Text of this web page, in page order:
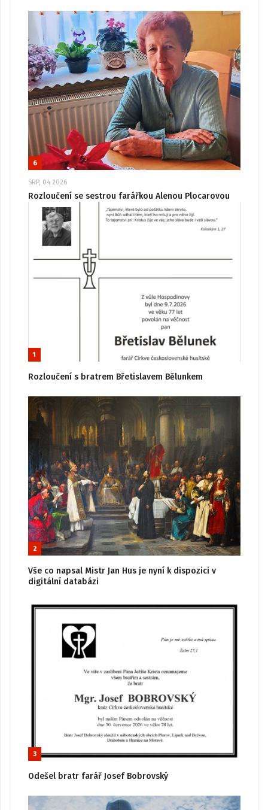
6
SRP, 04 2026
Rozloučení se sestrou farářkou Alenou Plocarovou
1
Rozloučení s bratrem Břetislavem Bělunkem
2
Vše co napsal Mistr Jan Hus je nyní k dispozici v
digitální databázi
3
Odešel bratr farář Josef Bobrovský